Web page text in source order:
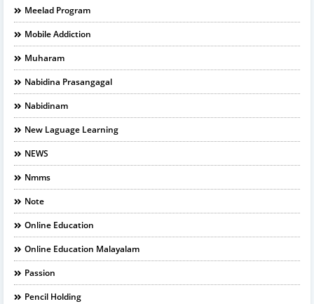
Meelad Program
Mobile Addiction
Muharam
Nabidina Prasangagal
Nabidinam
New Laguage Learning
NEWS
Nmms
Note
Online Education
Online Education Malayalam
Passion
Pencil Holding